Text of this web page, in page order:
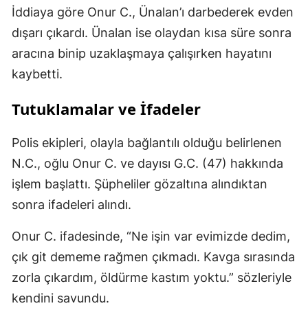
İddiaya göre Onur C., Ünalan’ı darbederek evden
dışarı çıkardı. Ünalan ise olaydan kısa süre sonra
aracına binip uzaklaşmaya çalışırken hayatını
kaybetti.
Tutuklamalar ve İfadeler
Polis ekipleri, olayla bağlantılı olduğu belirlenen
N.C., oğlu Onur C. ve dayısı G.C. (47) hakkında
işlem başlattı. Şüpheliler gözaltına alındıktan
sonra ifadeleri alındı.
Onur C. ifadesinde, “Ne işin var evimizde dedim,
çık git dememe rağmen çıkmadı. Kavga sırasında
zorla çıkardım, öldürme kastım yoktu.” sözleriyle
kendini savundu.